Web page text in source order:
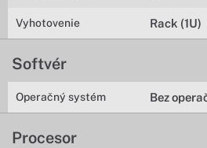
Vyhotovenie Rack (1U)
Softvér
Operačný systém Bez
Procesor